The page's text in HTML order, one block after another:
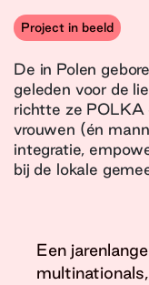
Project in beeld
De in Polen
geleden voor de
richtte ze POLKA
vrouwen (én
integratie,
bij de lokale
Een